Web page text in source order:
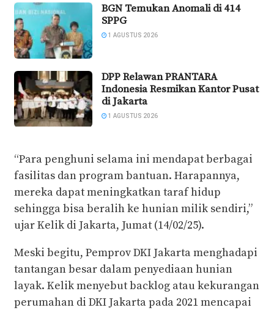
BGN Temukan Anomali di 414
SPPG
1 AGUSTUS 2026
DPP Relawan PRANTARA
Indonesia Resmikan Kantor Pusat
di Jakarta
1 AGUSTUS 2026
“Para penghuni selama ini mendapat berbagai
fasilitas dan program bantuan. Harapannya,
mereka dapat meningkatkan taraf hidup
sehingga bisa beralih ke hunian milik sendiri,”
ujar Kelik di Jakarta, Jumat (14/02/25).
Meski begitu, Pemprov DKI Jakarta menghadapi
tantangan besar dalam penyediaan hunian
layak. Kelik menyebut backlog atau kekurangan
perumahan di DKI Jakarta pada 2021 mencapai